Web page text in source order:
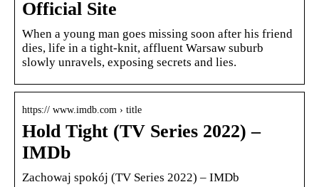
Official Site
When a young man goes missing soon after his friend
dies, life in a tight-knit, affluent Warsaw suburb
slowly unravels, exposing secrets and lies.
https:// www.imdb.com › title
Hold Tight (TV Series 2022) –
IMDb
Zachowaj spokój (TV Series 2022) – IMDb